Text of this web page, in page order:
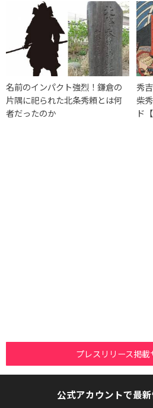
名前のインパクト強烈！鎌倉の
片隅に祀られた北条秀頼とは何
者だったのか
秀
柴
ド
プレスリリース掲載
公式アカウントで最新